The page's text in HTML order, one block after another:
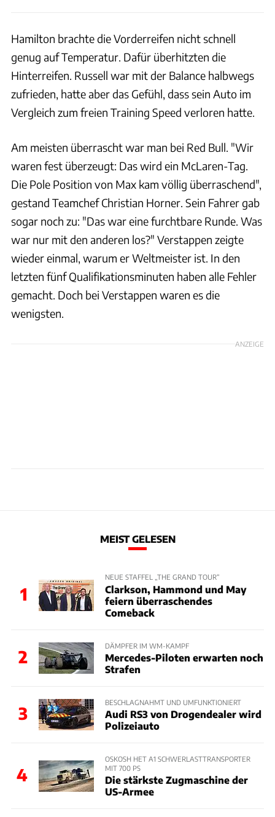
Hamilton brachte die Vorderreifen nicht schnell
genug auf Temperatur. Dafür überhitzten die
Hinterreifen. Russell war mit der Balance halbwegs
zufrieden, hatte aber das Gefühl, dass sein Auto im
Vergleich zum freien Training Speed verloren hatte.
Am meisten überrascht war man bei Red Bull. "Wir
waren fest überzeugt: Das wird ein McLaren-Tag.
Die Pole Position von Max kam völlig überraschend",
gestand Teamchef Christian Horner. Sein Fahrer gab
sogar noch zu: "Das war eine furchtbare Runde. Was
war nur mit den anderen los?" Verstappen zeigte
wieder einmal, warum er Weltmeister ist. In den
letzten fünf Qualifikationsminuten haben alle Fehler
gemacht. Doch bei Verstappen waren es die
wenigsten.
ANZEIGE
MEIST GELESEN
1
NEUE STAFFEL „THE GRAND TOUR“
Clarkson, Hammond und May
feiern überraschendes
Comeback
2
DÄMPFER IM WM-KAMPF
Mercedes-Piloten erwarten noch
Strafen
3
BESCHLAGNAHMT UND UMFUNKTIONIERT
Audi RS3 von Drogendealer wird
Polizeiauto
4
OSKOSH HET A1 SCHWERLASTTRANSPORTER
MIT 700 PS
Die stärkste Zugmaschine der
US-Armee